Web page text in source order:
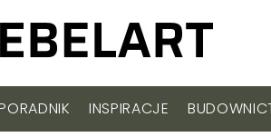
INSPIRACJE